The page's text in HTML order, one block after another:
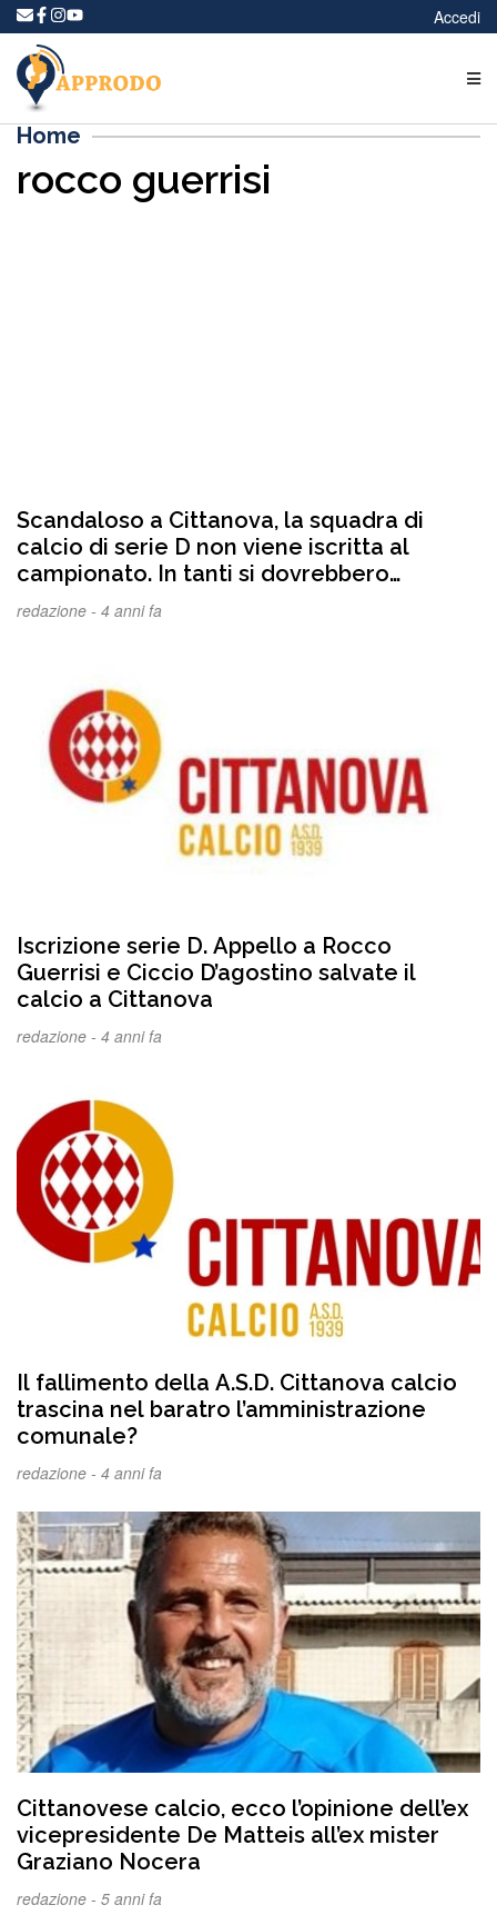
Accedi
Home
rocco guerrisi
Scandaloso a Cittanova, la squadra di
calcio di serie D non viene iscritta al
campionato. In tanti si dovrebbero
vergognare
redazione - 4 anni fa
Iscrizione serie D. Appello a Rocco
Guerrisi e Ciccio D’agostino salvate il
calcio a Cittanova
redazione - 4 anni fa
Il fallimento della A.S.D. Cittanova calcio
trascina nel baratro l’amministrazione
comunale?
redazione - 4 anni fa
Cittanovese calcio, ecco l’opinione dell’ex
vicepresidente De Matteis all’ex mister
Graziano Nocera
redazione - 5 anni fa